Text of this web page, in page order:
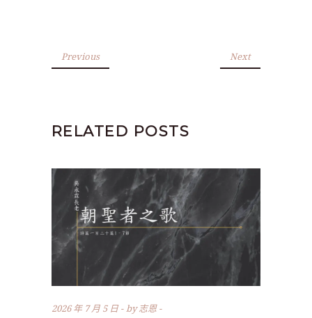
Previous Next
RELATED POSTS
2026 年 7 月 5 日 by志恩